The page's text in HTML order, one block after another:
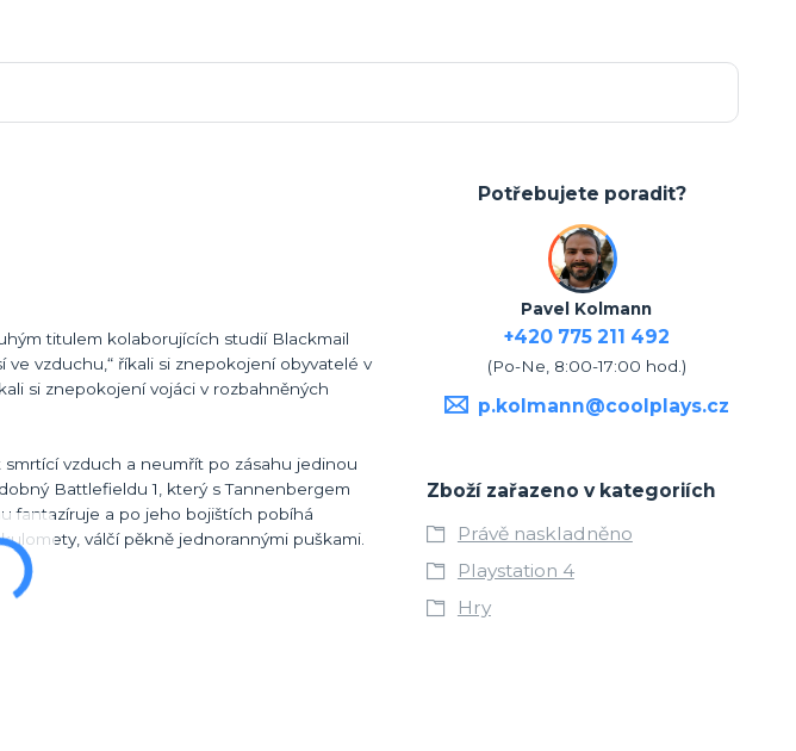
titulem kolaborujících studií Blackmail
vzduchu,“ říkali si znepokojení obyvatelé v
si znepokojení vojáci v rozbahněných
vzduch a neumřít po zásahu jedinou
Battlefieldu 1, který s Tannenbergem
fantazíruje a po jeho bojištích pobíhá
válčí pěkně jednorannými puškami.
Potřebujete poradit?
Pavel Kolmann
+420 775 211 492
(Po-Ne, 8:00-17:00 hod.)
p.kolmann@coolplays.cz
Zboží zařazeno v kategoriích
Právě naskladněno
Playstation 4
Hry